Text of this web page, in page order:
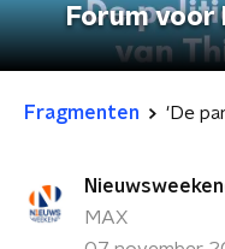
Forum voor
Fragmenten
MAX